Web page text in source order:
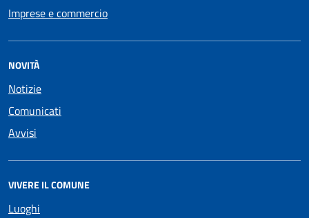
Imprese e commercio
NOVITÀ
Notizie
Comunicati
Avvisi
VIVERE IL COMUNE
Luoghi